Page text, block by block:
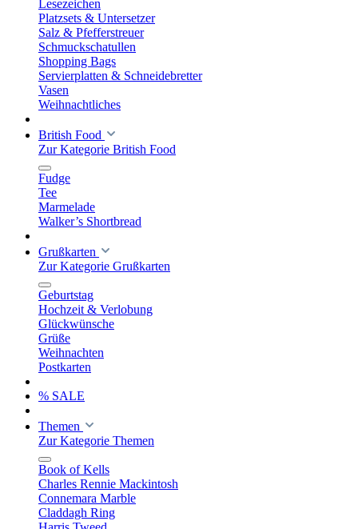
Lesezeichen
Platzsets & Untersetzer
Salz & Pfefferstreuer
Schmuckschatullen
Shopping Bags
Servierplatten & Schneidebretter
Vasen
Weihnachtliches
British Food
Zur Kategorie British Food
Fudge
Tee
Marmelade
Walker’s Shortbread
Grußkarten
Zur Kategorie Grußkarten
Geburtstag
Hochzeit & Verlobung
Glückwünsche
Grüße
Weihnachten
Postkarten
% SALE
Themen
Zur Kategorie Themen
Book of Kells
Charles Rennie Mackintosh
Connemara Marble
Claddagh Ring